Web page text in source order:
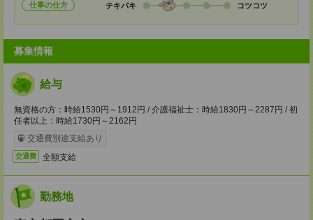
仕事の仕方 テキパキ コツコツ
募集情報
給与
無資格の方：時給1530円～1912円 / 介護福祉士：時給1830円～2287円 / 初
任者以上：時給1730円～2162円
交通費別途支給あり
交通費 全額支給
勤務地